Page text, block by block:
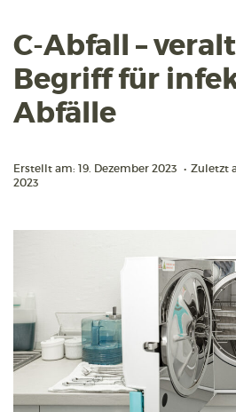
C-Abfall –
Begriff für
Abfälle
Erstellt am: 19. Dezember 2023 • Zuletzt
2023